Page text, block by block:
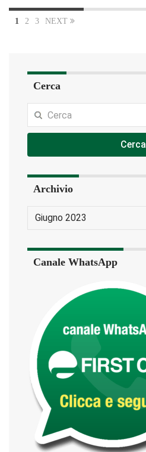
1 2 3 NEXT
Cerca
Cerca
Archivio
Canale WhatsApp